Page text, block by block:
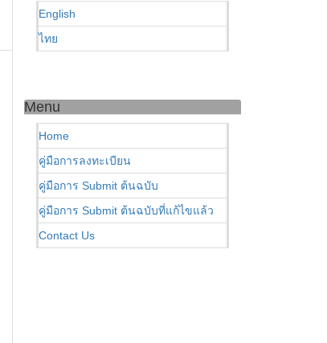
English
ไทย
Menu
Home
คู่มือการลงทะเบียน
คู่มือการ Submit ต้นฉบับ
คู่มือการ Submit ต้นฉบับที่แก้ไขแล้ว
Contact Us